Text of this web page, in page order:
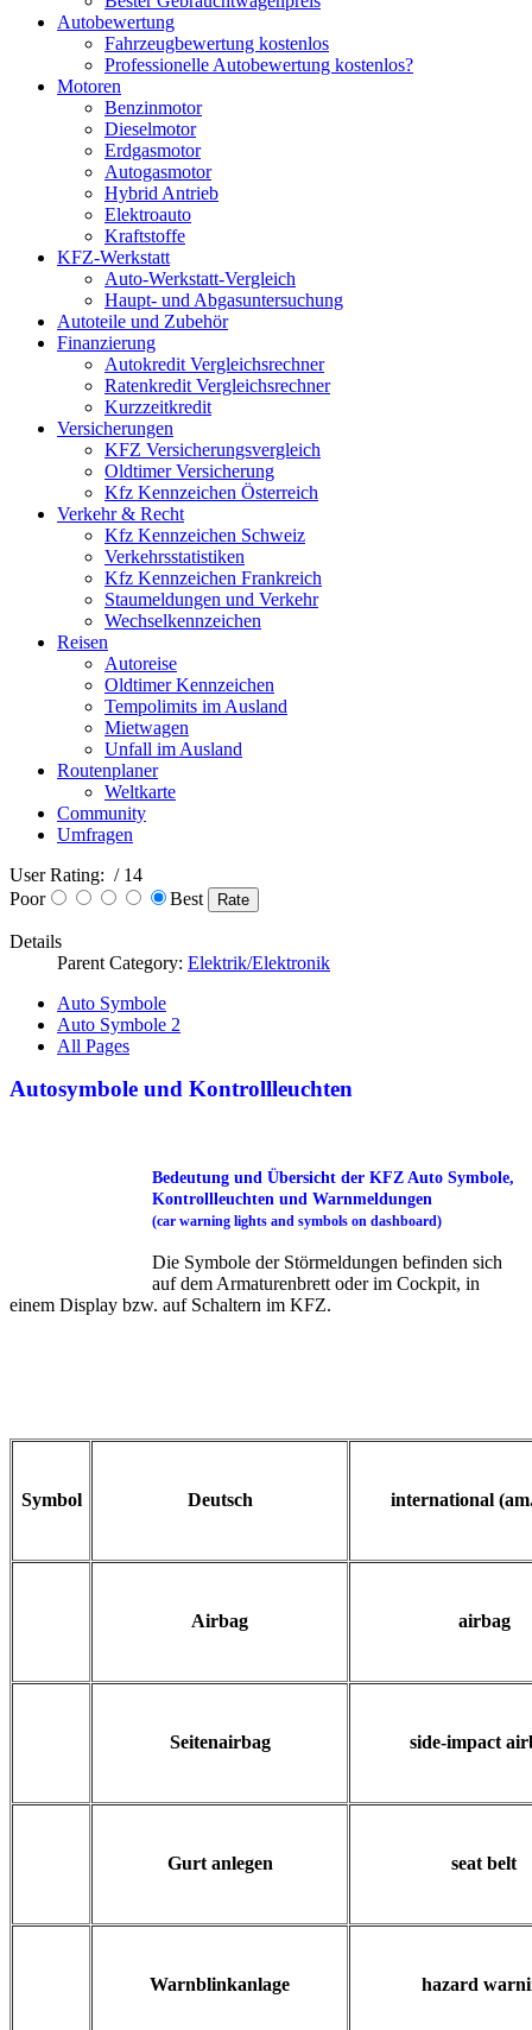
Autobewertung
Fahrzeugbewertung kostenlos
Professionelle Autobewertung kostenlos?
Motoren
Benzinmotor
Dieselmotor
Erdgasmotor
Autogasmotor
Hybrid Antrieb
Elektroauto
Kraftstoffe
KFZ-Werkstatt
Auto-Werkstatt-Vergleich
Haupt- und Abgasuntersuchung
Autoteile und Zubehör
Finanzierung
Autokredit Vergleichsrechner
Ratenkredit Vergleichsrechner
Kurzzeitkredit
Versicherungen
KFZ Versicherungsvergleich
Oldtimer Versicherung
Kfz Kennzeichen Österreich
Verkehr & Recht
Kfz Kennzeichen Schweiz
Verkehrsstatistiken
Kfz Kennzeichen Frankreich
Staumeldungen und Verkehr
Wechselkennzeichen
Reisen
Autoreise
Oldtimer Kennzeichen
Tempolimits im Ausland
Mietwagen
Unfall im Ausland
Routenplaner
Weltkarte
Community
Umfragen
User Rating: / 14
Poor
Best
Details
Parent Category: Elektrik/Elektronik
Auto Symbole
Auto Symbole 2
All Pages
Autosymbole und Kontrollleuchten
Bedeutung und Übersicht der KFZ Auto Symbole,
Kontrollleuchten und Warnmeldungen
(car warning lights and symbols on dashboard)
Die Symbole der Störmeldungen befinden sich
auf dem Armaturenbrett oder im Cockpit, in
einem Display bzw. auf Schaltern im KFZ.
Symbol Deutsch international
Airbag airbag
Seitenairbag side-impact
Gurt anlegen seat belt
Warnblinkanlage hazard